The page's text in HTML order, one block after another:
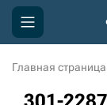
Главная страница
Компания